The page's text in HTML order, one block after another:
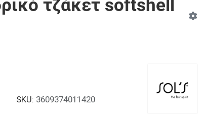
τζάκετ softshell
SKU: 3609374011420